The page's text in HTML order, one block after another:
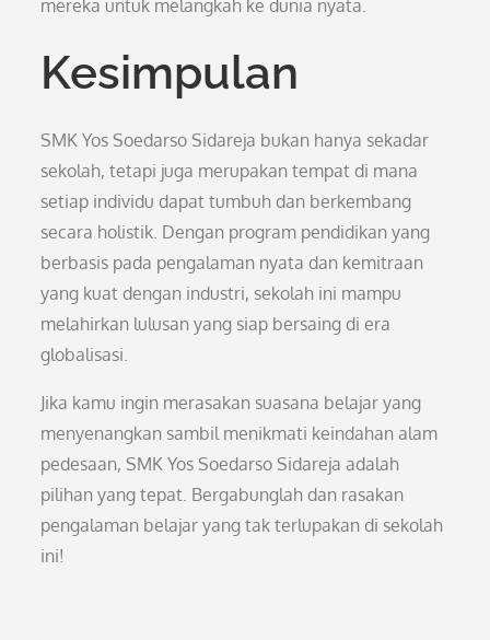
mereka untuk melangkah ke dunia nyata.
Kesimpulan
SMK Yos Soedarso Sidareja bukan hanya sekadar
sekolah, tetapi juga merupakan tempat di mana
setiap individu dapat tumbuh dan berkembang
secara holistik. Dengan program pendidikan yang
berbasis pada pengalaman nyata dan kemitraan
yang kuat dengan industri, sekolah ini mampu
melahirkan lulusan yang siap bersaing di era
globalisasi.
Jika kamu ingin merasakan suasana belajar yang
menyenangkan sambil menikmati keindahan alam
pedesaan, SMK Yos Soedarso Sidareja adalah
pilihan yang tepat. Bergabunglah dan rasakan
pengalaman belajar yang tak terlupakan di sekolah
ini!